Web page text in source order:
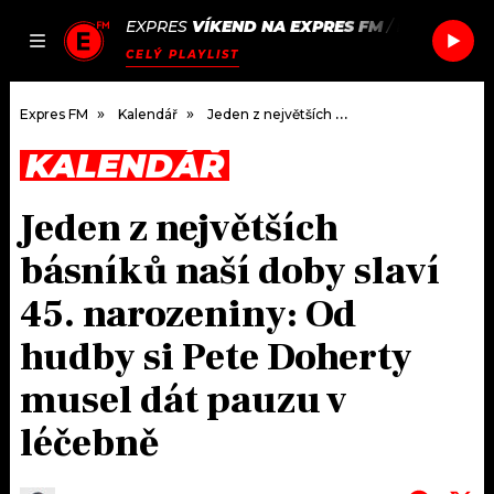
JAK
SEZNAM.CZ
EXPRES VÍKEND NA EXPRES FM/ ELTON
CELÝ PLAYLIST
DOMŮ
ČLÁNKY
HUDBA
ROZHOVORY
#NEBUDUDOMA
PODCASTY
JAK NALADIT
RÁDIO
APLIKACE
SOUTĚŽE
Expres FM Kalendář Jeden z největších básníků naší doby slaví 45. narozeniny: Od hudby si Pete Doherty musel dát pauzu v léčebně
KALENDÁŘ
Jeden z největších
básníků naší doby slaví
45. narozeniny: Od
hudby si Pete Doherty
musel dát pauzu v
léčebně